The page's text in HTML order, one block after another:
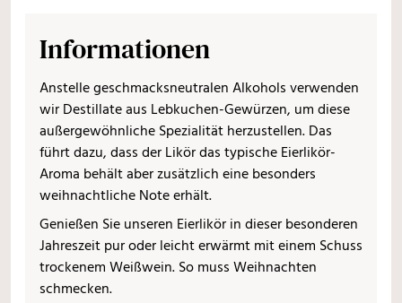
Informationen
Anstelle geschmacksneutralen Alkohols verwenden
wir Destillate aus Lebkuchen-Gewürzen, um diese
außergewöhnliche Spezialität herzustellen. Das
führt dazu, dass der Likör das typische Eierlikör-
Aroma behält aber zusätzlich eine besonders
weihnachtliche Note erhält.
Genießen Sie unseren Eierlikör in dieser besonderen
Jahreszeit pur oder leicht erwärmt mit einem Schuss
trockenem Weißwein. So muss Weihnachten
schmecken.